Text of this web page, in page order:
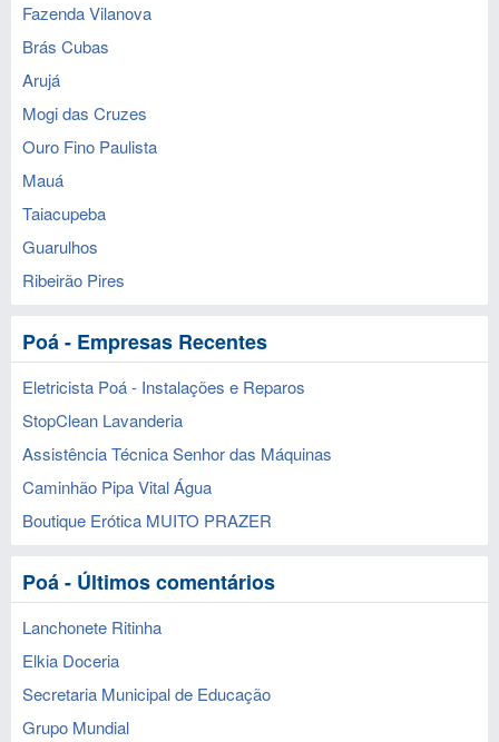
Fazenda Vilanova
Brás Cubas
Arujá
Mogi das Cruzes
Ouro Fino Paulista
Mauá
Taiacupeba
Guarulhos
Ribeirão Pires
Poá - Empresas Recentes
Eletricista Poá - Instalações e Reparos
StopClean Lavanderia
Assistência Técnica Senhor das Máquinas
Caminhão Pipa Vital Água
Boutique Erótica MUITO PRAZER
Poá - Últimos comentários
Lanchonete Ritinha
Elkia Doceria
Secretaria Municipal de Educação
Grupo Mundial